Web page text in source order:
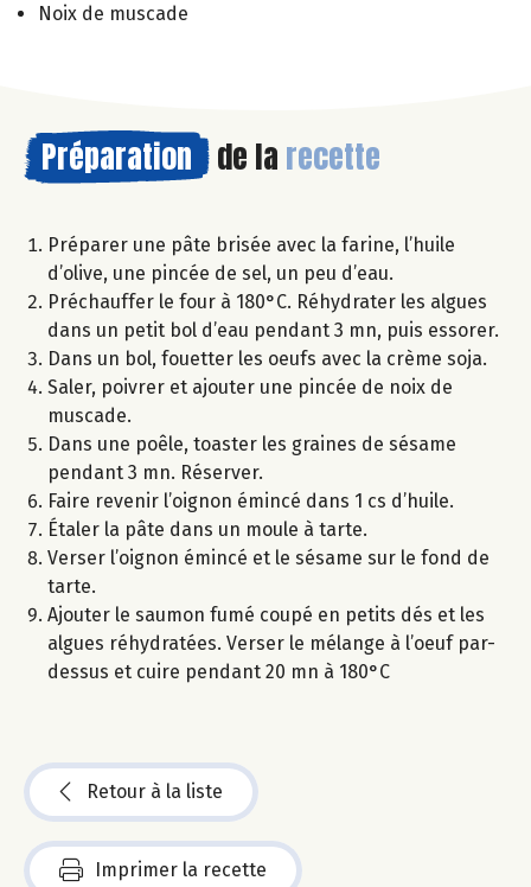
Noix de muscade
Préparation de la recette
Préparer une pâte brisée avec la farine, l’huile
d’olive, une pincée de sel, un peu d’eau.
Préchauffer le four à 180°C. Réhydrater les algues
dans un petit bol d’eau pendant 3 mn, puis essorer.
Dans un bol, fouetter les oeufs avec la crème soja.
Saler, poivrer et ajouter une pincée de noix de
muscade.
Dans une poêle, toaster les graines de sésame
pendant 3 mn. Réserver.
Faire revenir l’oignon émincé dans 1 cs d’huile.
Étaler la pâte dans un moule à tarte.
Verser l’oignon émincé et le sésame sur le fond de
tarte.
Ajouter le saumon fumé coupé en petits dés et les
algues réhydratées. Verser le mélange à l’oeuf par-
dessus et cuire pendant 20 mn à 180°C
Retour à la liste
Imprimer la recette